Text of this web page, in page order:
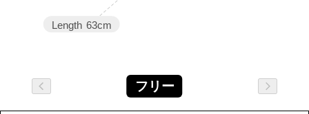
Length 63cm
フリー